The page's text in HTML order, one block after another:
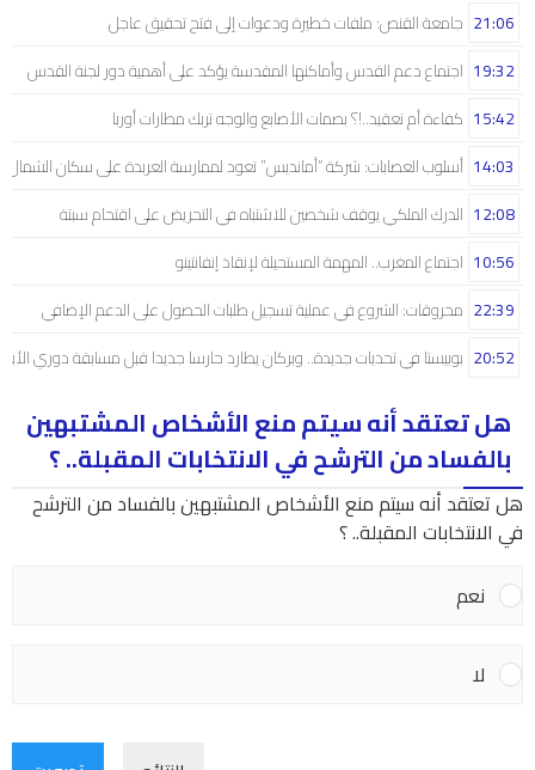
جامعة القنص: ملفات خطيرة ودعوات إلى فتح تحقيق عاجل 21:06
اجتماع دعم القدس وأماكنها المقدسة يؤكد على أهمية دور لجنة القدس 19:32
كفاءة أم تعقيد..!؟ بصمات الأصابع والوجه تربك مطارات أوربا 15:42
أسلوب العصابات: شركة “أمانديس” تعود لممارسة العربدة على سكان 14:03
الدرك الملكي يوقف شخصين للاشتباه في التحريض على اقتحام سبتة 12:08
اجتماع المغرب.. المهمة المستحيلة لإنقاذ إنفانتينو 10:56
محروقات: الشروع في عملية تسجيل طلبات الحصول على الدعم الإضافي 22:39
بوبيستا في تحديات جديدة.. وبركان يطارد حارسا جديدا قبل مسابقة دوري 20:52
هل تعتقد أنه سيتم منع الأشخاص المشتبهين
بالفساد من الترشح في الانتخابات المقبلة.. ؟
هل تعتقد أنه سيتم منع الأشخاص المشتبهين بالفساد من الترشح
في الانتخابات المقبلة.. ؟
نعم
لا